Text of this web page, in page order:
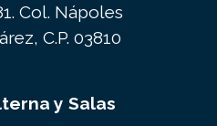
Col. Nápoles
C.P. 03810
y Salas